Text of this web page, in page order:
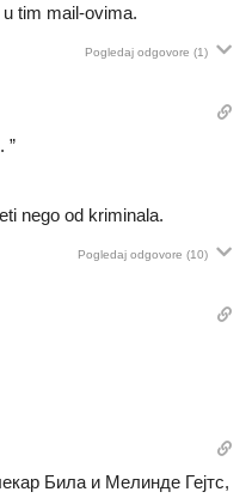
tim mail-ovima.
Pogledaj odgovore (1)
”
nego od kriminala.
Pogledaj odgovore (10)
Била и Мелинде Гејтс,